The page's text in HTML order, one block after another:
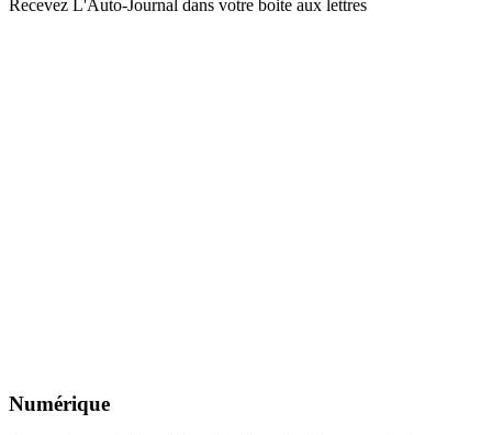
Recevez L'Auto-Journal dans votre boite aux lettres
Numérique